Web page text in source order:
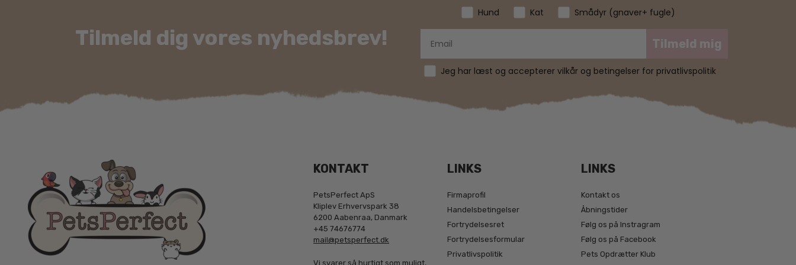
Tilmeld dig vores nyhedsbrev!
Hund Kat Smådyr (gnaver+ fugle)
Tilmeld mig
Jeg har læst og accepterer vilkår og betingelser for privatlivspolitik
KONTAKT
PetsPerfect ApS
Kliplev Erhvervspark 38
6200 Aabenraa, Danmark
+45 74676774
mail@petsperfect.dk
Vi svarer så hurtigt som muligt,
LINKS
Firmaprofil
Handelsbetingelser
Fortrydelsesret
Fortrydelsesformular
Privatlivspolitik
LINKS
Kontakt os
Åbningstider
Følg os på Instragram
Følg os på Facebook
Pets Opdrætter Klub